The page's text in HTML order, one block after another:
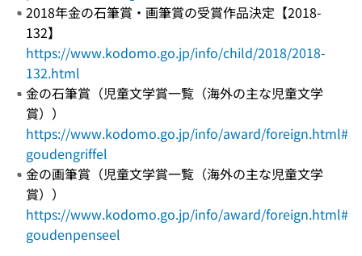
2018年金の石筆賞・画筆賞の受賞作品決定【2018-
132】
https://www.kodomo.go.jp/info/child/2018/2018-
132.html
金の石筆賞（児童文学賞一覧（海外の主な児童文学
賞））
https://www.kodomo.go.jp/info/award/foreign.html#
goudengriffel
金の画筆賞（児童文学賞一覧（海外の主な児童文学
賞））
https://www.kodomo.go.jp/info/award/foreign.html#
goudenpenseel